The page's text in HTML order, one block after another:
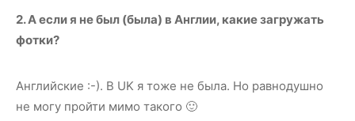
2. А если я не был (была) в Англии, какие загружать
фотки?
Английские :-). В UK я тоже не была. Но равнодушно
не могу пройти мимо такого 🙂